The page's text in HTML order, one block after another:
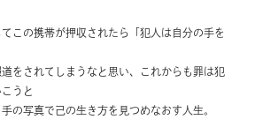
この携帯が押収されたら「犯人は自分の手を
をされてしまうなと思い、これからも罪は犯
うと
の写真で己の生き方を見つめなおす人生。